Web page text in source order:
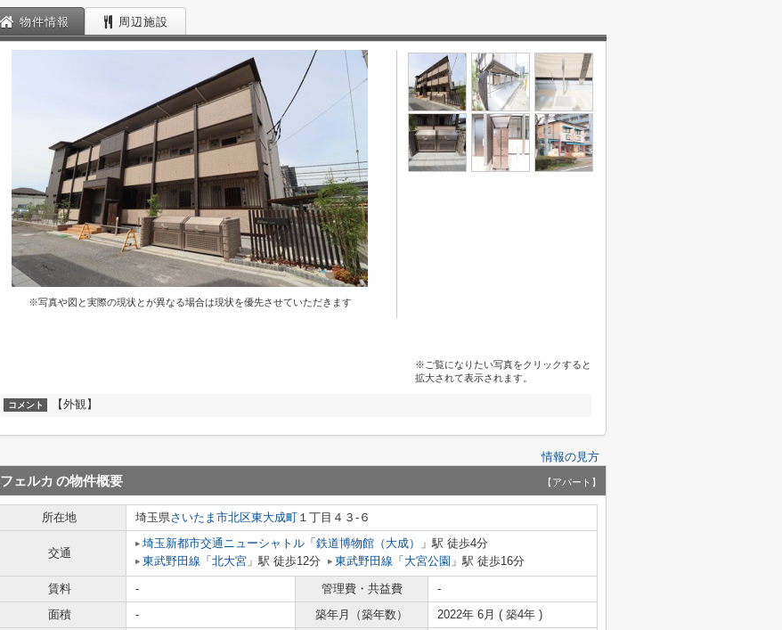
物件情報 周辺施設
※写真や図と実際の現状とが異なる場合は現状を優先させていただきます
※ご覧になりたい写真をクリックすると
拡大されて表示されます。
コメント 【外観】
情報の見方
フェルカ の物件概要 【アパート】
所在地 埼玉県さいたま市北区東大成町 １丁目４３-６
交通
埼玉新都市交通ニューシャトル 「 鉄道博物館（大成）
」駅 徒歩4分
東武野田線 「 北大宮 」駅 徒歩12分 東武野田線 「 大宮公園 」駅 徒歩16分
賃料 - 管理費・共益費
-
面積
- 築年月（築年数）
2022年 6月 ( 築4年 )